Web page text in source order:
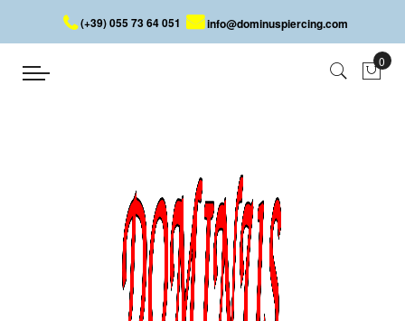
(+39) 055 73 64 051 info@dominuspiercing.com
PIERCING NOMBRIL AVEC LUNE
ET ÉTOILE
PIERCING NOMBRIL AVEC LUNE ET ÉTOILE